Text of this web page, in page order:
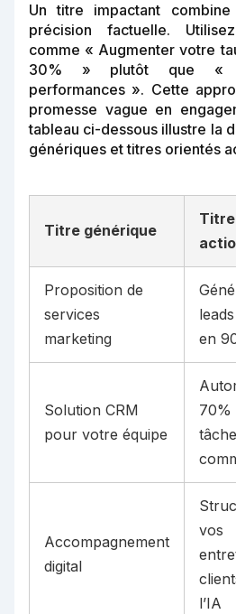
Un titre impactant
précision factuelle.
comme « Augmenter votre
30% » plutôt que «
performances ». Cette
promesse vague en
tableau ci-dessous illustre la
génériques et titres orientés
Titre générique
Proposition de
services
marketing
en
Solution CRM
pour votre équipe
70%
Accompagnement
digital
vos
l’IA